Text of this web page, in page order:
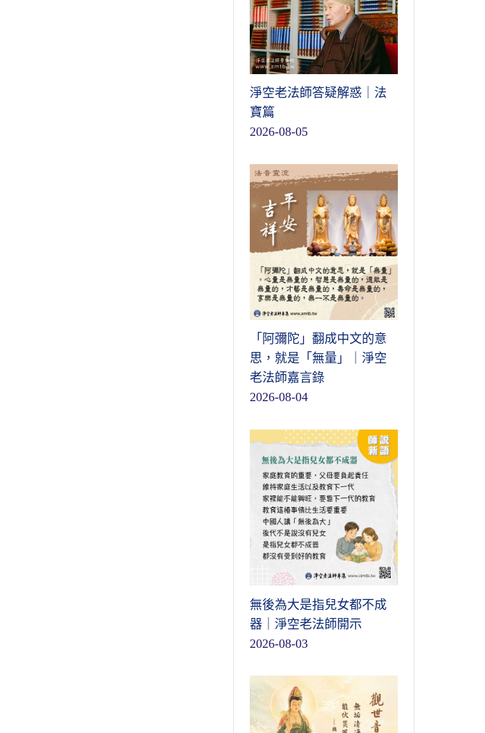
淨空老法師答疑解惑｜法
寶篇
2026-08-05
「阿彌陀」翻成中文的意
思，就是「無量」｜淨空
老法師嘉言錄
2026-08-04
無後為大是指兒女都不成
器｜淨空老法師開示
2026-08-03